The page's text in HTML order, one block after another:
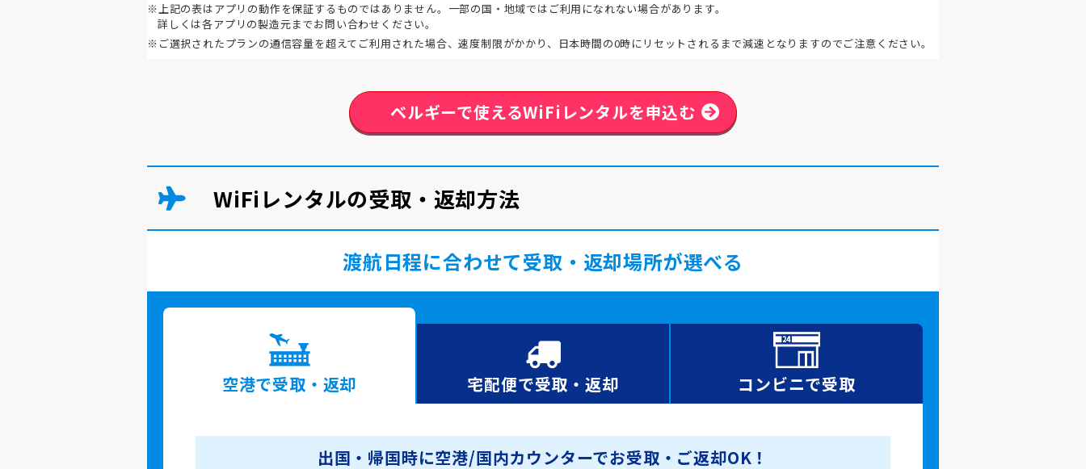
※上記の表はアプリの動作を保証するものではありません。一部の国・地域ではご利用になれない場合があります。
詳しくは各アプリの製造元までお問い合わせください。
※ご選択されたプランの通信容量を超えてご利用された場合、速度制限がかかり、日本時間の0時にリセットされるまで減速となりますのでご注意ください。
ベルギーで使えるWiFiレンタルを申込む
WiFiレンタルの受取・返却方法
渡航日程に合わせて受取・返却場所が選べる
空港で受取・返却 宅配便で受取・返却 コンビニで受取
出国・帰国時に空港/国内カウンターでお受取・ご返却OK！